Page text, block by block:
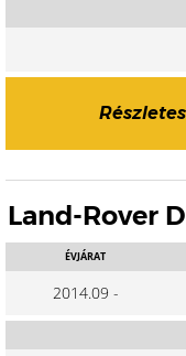
Land-Rover
ÉVJÁRAT
2014.09 -